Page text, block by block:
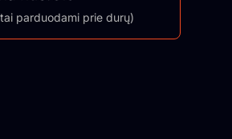
parduodami prie durų)